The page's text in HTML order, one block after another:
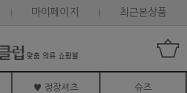
마이페이지 최근본상품
♥ 정장셔츠 슈즈